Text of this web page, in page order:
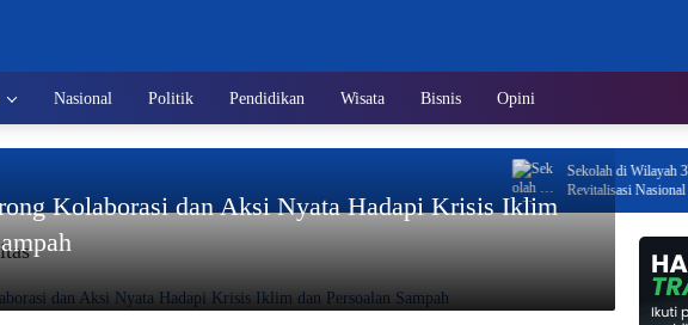
Nasional Politik Pendidikan Wisata Bisnis Opini
Sekolah di Wilayah 3T
Revitalisasi Nasional
Kolaborasi dan Aksi Nyata Hadapi Krisis Iklim